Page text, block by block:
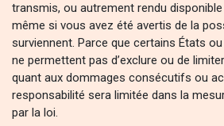
transmis, ou autrement rendu
même si vous avez été avertis de la
surviennent. Parce que certains États
ne permettent pas d’exclure ou de
quant aux dommages consécutifs ou
responsabilité sera limitée dans la
par la loi.